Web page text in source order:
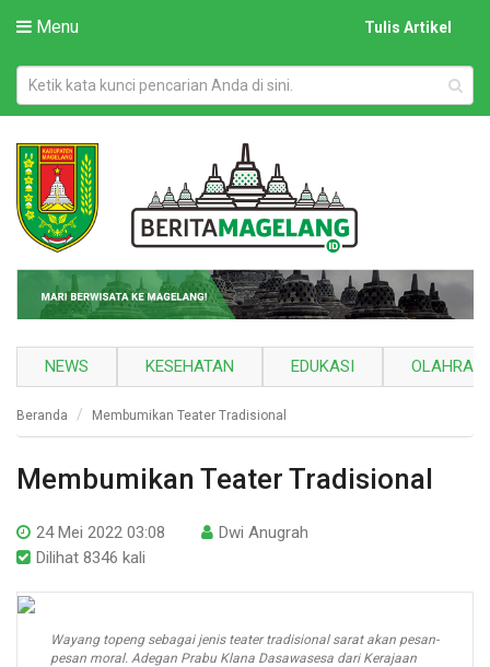
Menu Tulis Artikel
NEWS KESEHATAN EDUKASI
Beranda Membumikan Teater Tradisional
Membumikan Teater Tradisional
24 Mei 2022 03:08
Dwi Anugrah
Dilihat 8346 kali
Wayang topeng sebagai jenis teater tradisional sarat akan pesan-
pesan moral. Adegan Prabu Klana Dasawasesa dari Kerajaan